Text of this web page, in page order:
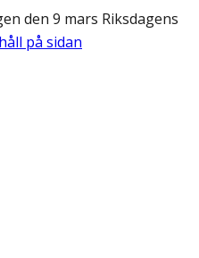
den 9 mars Riksdagens
på sidan